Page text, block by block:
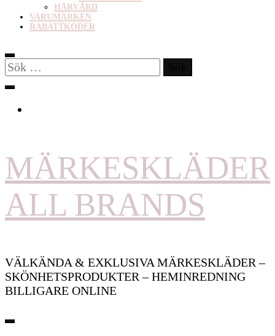
HÅRVÅRD
VARUMÄRKEN
RABATTKODER
Sök
efter:
MÄRKESKLÄDER
ALL BRANDS
VÄLKÄNDA & EXKLUSIVA MÄRKESKLÄDER –
SKÖNHETSPRODUKTER – HEMINREDNING
BILLIGARE ONLINE